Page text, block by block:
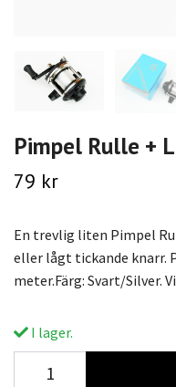
Pimpel Rulle +
79 kr
En trevlig liten Pimpel
eller lågt tickande knarr.
meter.Färg: Svart/Silver.
I lager.